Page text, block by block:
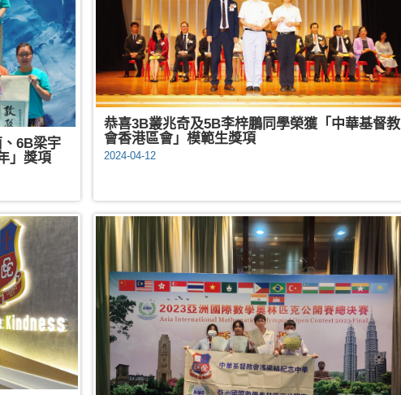
6B梁宇
」獎項
恭喜3B叢兆奇及5B李梓鵬同學榮獲「中華基督教
會香港區會」模範生獎項
2024-04-12